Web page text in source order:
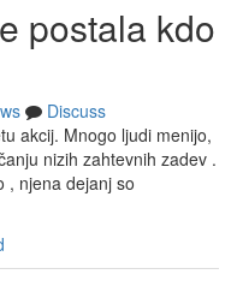
postala kdo
Discuss
akcij. Mnogo ljudi menijo,
nizih zahtevnih zadev .
, njena dejanj so